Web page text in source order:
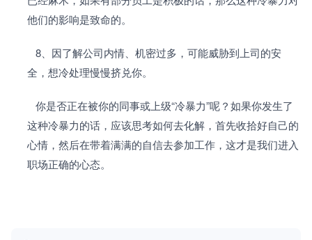
他们的影响是致命的。
全，想冷处理慢慢挤兑你。
这种冷暴力的话，应该思考如何去化解，首先收拾好自己的
心情，然后在带着满满的自信去参加工作，这才是我们进入
职场正确的心态。